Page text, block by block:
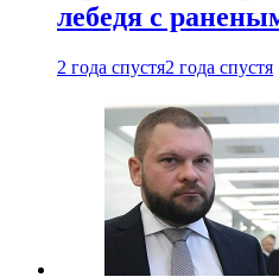
лебедя с
2 года спустя2 года спустя